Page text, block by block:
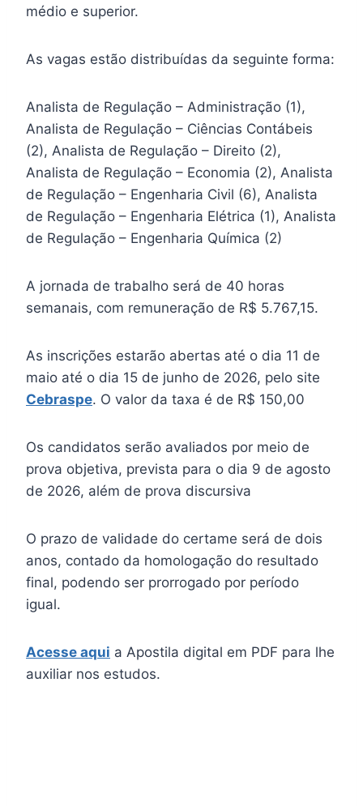
médio e superior.
As vagas estão distribuídas da seguinte forma:
Analista de Regulação – Administração (1),
Analista de Regulação – Ciências Contábeis
(2), Analista de Regulação – Direito (2),
Analista de Regulação – Economia (2), Analista
de Regulação – Engenharia Civil (6), Analista
de Regulação – Engenharia Elétrica (1), Analista
de Regulação – Engenharia Química (2)
A jornada de trabalho será de 40 horas
semanais, com remuneração de R$ 5.767,15.
As inscrições estarão abertas até o dia 11 de
maio até o dia 15 de junho de 2026, pelo site
Cebraspe. O valor da taxa é de R$ 150,00
Os candidatos serão avaliados por meio de
prova objetiva, prevista para o dia 9 de agosto
de 2026, além de prova discursiva
O prazo de validade do certame será de dois
anos, contado da homologação do resultado
final, podendo ser prorrogado por período
igual.
Acesse aqui a Apostila digital em PDF para lhe
auxiliar nos estudos.